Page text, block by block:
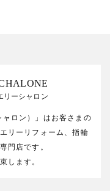
リーシャロン
ロン）」はお客さまの
リーリフォーム、指輪
門店です。
します。